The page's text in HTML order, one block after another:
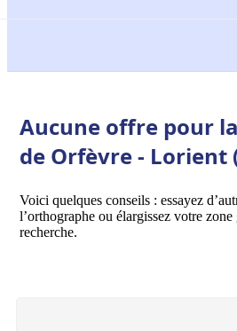
Aucune offre pour
de Orfèvre - Lorient
Voici quelques conseils : essayez
l’orthographe ou élargissez votre
recherche.